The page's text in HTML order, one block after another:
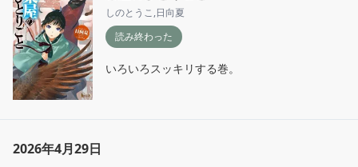
しのとうこ ,日向夏
読み終わった
いろいろスッキリする巻。
2026年4月29日